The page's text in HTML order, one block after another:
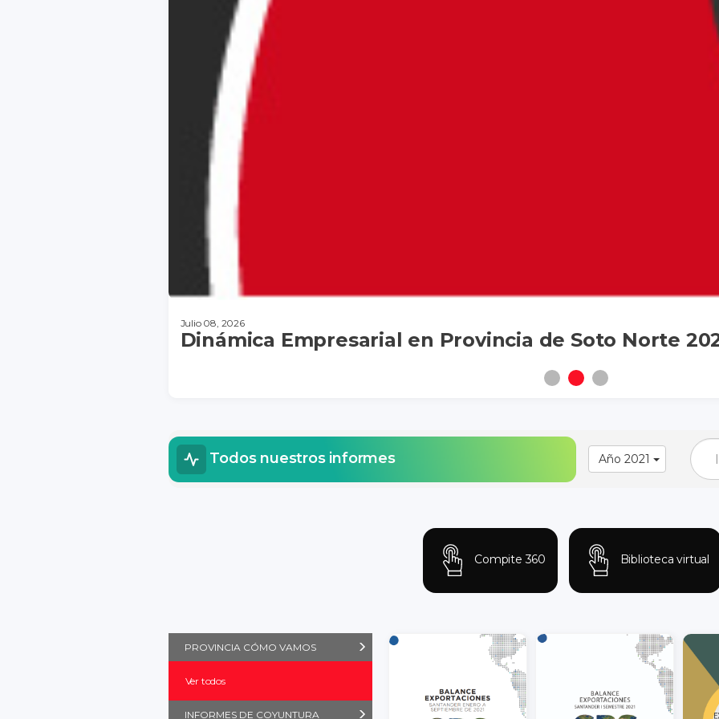
Julio 08, 2026
Dinámica Empresarial en Provincia de Soto Norte
Todos nuestros informes Año 2021
Compite 360 Biblioteca virtual
PROVINCIA CÓMO VAMOS
Ver todos
INFORMES DE COYUNTURA